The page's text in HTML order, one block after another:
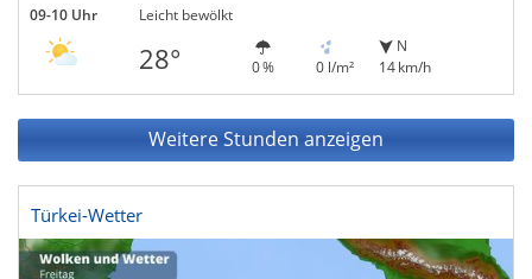
09-10 Uhr Leicht bewölkt
28° 0 % 0 l/m²
N
14 km/h
Weitere Stunden anzeigen
Türkei-Wetter